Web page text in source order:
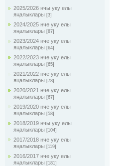
2025/2026 нчы уку елы
яңалыклары [3]
2024/2025 нче уку елы
яңалыклары [87]
2023/2024 нче уку елы
яңалыклары [64]
2022/2023 нче уку елы
яңалыклары [65]
2021/2022 нче уку елы
яңалыклары [78]
2020/2021 нче уку елы
яңалыклары [67]
2019/2020 нче уку елы
яңалыклары [58]
2018/2019 нчы уку елы
яңалыклары [104]
2017/2018 нче уку елы
яңалыклары [119]
2016/2017 нче уку елы
яңалыклары [181]